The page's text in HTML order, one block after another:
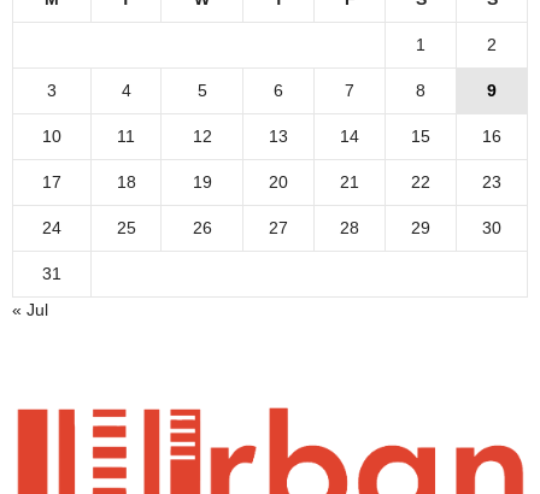
1 2
3 4 5 6 7 8 9
10 11 12 13 14 15 16
17 18 19 20 21 22 23
24 25 26 27 28 29 30
31
« Jul